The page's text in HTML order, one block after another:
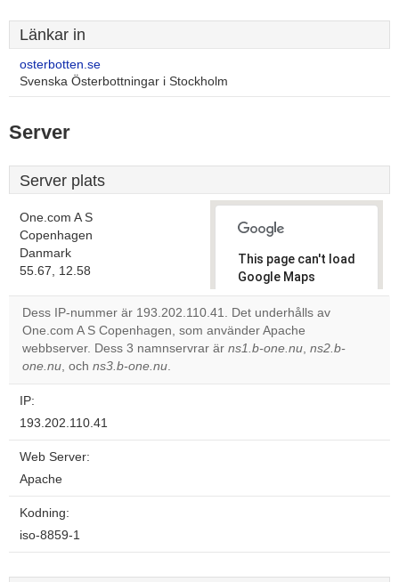
Länkar in
osterbotten.se
Svenska Österbottningar i Stockholm
Server
Server plats
One.com A S
Copenhagen
Danmark
55.67, 12.58
This page can't load
Google Maps
correctly.
Do you
own this
OK
Dess IP-nummer är 193.202.110.41. Det underhålls av
One.com A S Copenhagen, som använder Apache
webbserver. Dess 3 namnservrar är ns1.b-one.nu, ns2.b-
one.nu, och ns3.b-one.nu.
IP:
193.202.110.41
Web Server:
Apache
Kodning:
iso-8859-1